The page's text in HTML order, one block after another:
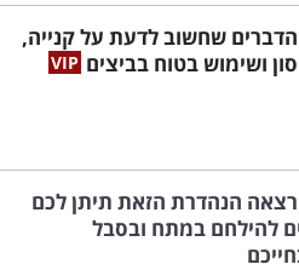
שחשוב לדעת על קנייה,
ושימוש בטוח בביצים
הנהדרת הזאת תיתן לכם
להילחם במתח ובסבל